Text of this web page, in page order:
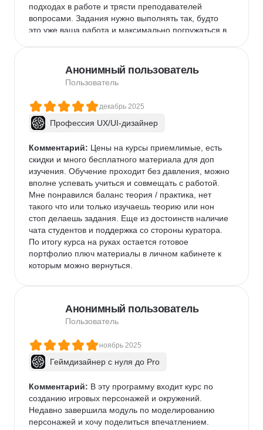
подходах в работе и трясти преподавателей
вопросами. Задания нужно выполнять так, будто
это уже ваша работа и максимально погружаться в
Анонимный пользователь
Пользователь
декабрь 2025
Профессия UX/UI-дизайнер
Комментарий: Цены на курсы приемлимые, есть
скидки и много бесплатного материала для доп
изучения. Обучение проходит без давления, можно
вполне успевать учиться и совмещать с работой.
Мне понравился баланс теория / практика, нет
такого что или только изучаешь теорию или нон
стоп делаешь задания. Еще из достоинств наличие
чата студентов и поддержка со стороны куратора.
По итогу курса на руках остается готовое
портфолио плюч материалы в личном кабинете к
которым можно вернуться.
Анонимный пользователь
Пользователь
ноябрь 2025
Геймдизайнер с нуля до Pro
Комментарий: В эту программу входит курс по
созданию игровых персонажей и окружений.
Недавно завершила модуль по моделированию
персонажей и хочу поделиться впечатлением.